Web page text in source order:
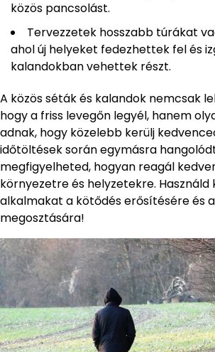
közös pancsolást.
Tervezzetek hosszabb túrákat
ahol új helyeket fedezhettek fel és
kalandokban vehettek részt.
A közös séták és kalandok nemcsak
hogy a friss levegőn legyél, hanem
adnak, hogy közelebb kerülj
időtöltések során egymásra
megfigyelheted, hogyan reagál
környezetre és helyzetekre. Használd
alkalmakat a kötődés erősítésére és
megosztására!